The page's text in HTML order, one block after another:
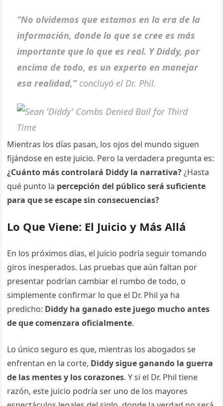
“No olvidemos que estamos en la era de la
información, donde lo que se cree es más
importante que lo que es real. Y Diddy, por
encima de todo, es un experto en manejar
esa realidad,”concluyó el Dr. Phil.
Mientras los días pasan, los ojos del mundo siguen
fijándose en este juicio. Pero la verdadera pregunta es:
¿Cuánto más controlará Diddy la narrativa?¿Hasta
qué punto la percepción del público será suficiente
para que se escape sin consecuencias?
Lo Que Viene: El Juicio y Más Allá
En los próximos días, el juicio podría seguir tomando
giros inesperados. Las pruebas que aún faltan por
presentar podrían cambiar el rumbo de todo, o
simplemente confirmar lo que el Dr. Phil ya ha
predicho: Diddy ha ganado este juego mucho antes
de que comenzara oficialmente.
Lo único seguro es que, mientras los abogados se
enfrentan en la corte, Diddy sigue ganando la guerra
de las mentes y los corazones. Y si el Dr. Phil tiene
razón, este juicio podría ser uno de los mayores